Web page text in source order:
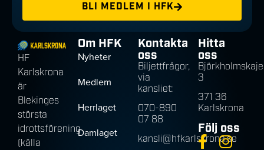
BLI MEDLEM I HFK
HF
Karlskrona
är
Blekinges
största
idrottsförening
(källa
Om HFK
Nyheter
Medlem
Herrlaget
Damlaget
Kontakta
oss
Biljettfrågor,
via
kansliet:
070-890
07 88
kansli@hfkarlskrona.se
Hitta
oss
3
371 36
Karlskrona
Följ oss